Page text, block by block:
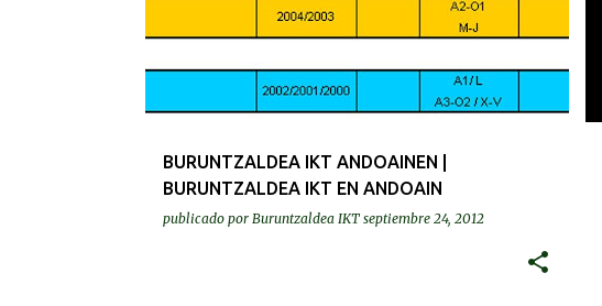
BURUNTZALDEA IKT ANDOAINEN |
BURUNTZALDEA IKT EN ANDOAIN
publicado por Buruntzaldea IKT septiembre 24, 2012